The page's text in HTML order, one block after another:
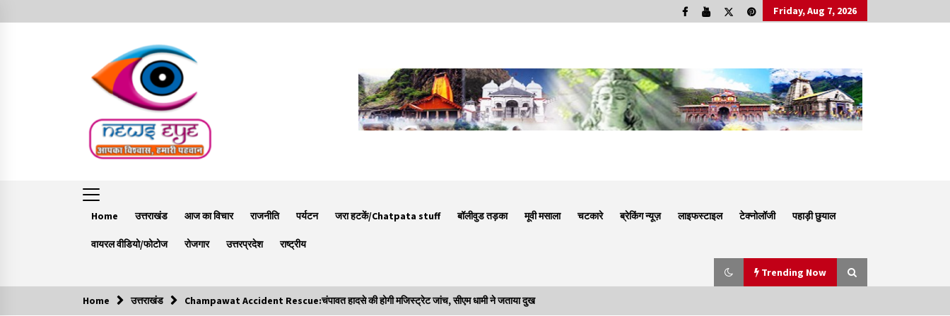
to
Friday, Aug 7, 2026
Home उत्तराखंड आज का विचार राजनीति पर्यटन जरा हटकें/Chatpata stuff बॉलीवुड तड़का मूवी मसाला चटकारे ब्रेकिंग न्यूज़ लाइफस्टाइल टेक्नोलॉजी पहाड़ी छुयाल
वायरल वीडियो/फोटोज रोजगार उत्तरप्रदेश राष्ट्रीय
Trending Now
Trending Now
Home उत्तराखंड Champawat Accident Rescue:चंपावत हादसे की होगी मजिस्ट्रेट जांच, सीएम धामी ने जताया दुख